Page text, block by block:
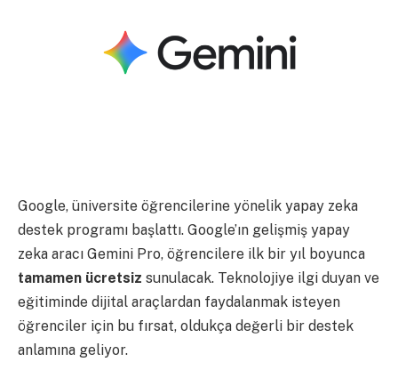
Google, üniversite öğrencilerine yönelik yapay zeka
destek programı başlattı. Google’ın gelişmiş yapay
zeka aracı Gemini Pro, öğrencilere ilk bir yıl boyunca
tamamen ücretsiz sunulacak. Teknolojiye ilgi duyan ve
eğitiminde dijital araçlardan faydalanmak isteyen
öğrenciler için bu fırsat, oldukça değerli bir destek
anlamına geliyor.